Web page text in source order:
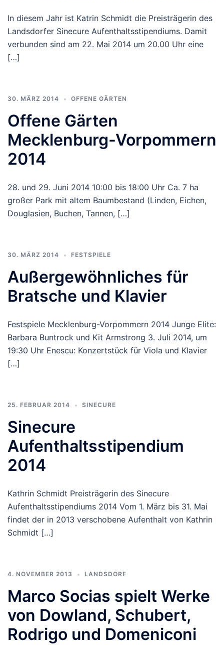
In diesem Jahr ist Katrin Schmidt die Preisträgerin des
Landsdorfer Sinecure Aufenthaltsstipendiums. Damit
verbunden sind am 22. Mai 2014 um 20.00 Uhr eine
[…]
30. MÄRZ 2014 OFFENE GÄRTEN
Offene Gärten
Mecklenburg-Vorpommern
2014
28. und 29. Juni 2014 10:00 bis 18:00 Uhr Ca. 7 ha
großer Park mit altem Baumbestand (Linden, Eichen,
Douglasien, Buchen, Tannen, […]
30. MÄRZ 2014 FESTSPIELE
Außergewöhnliches für
Bratsche und Klavier
Festspiele Mecklenburg-Vorpommern 2014 Junge Elite:
Barbara Buntrock und Kit Armstrong 3. Juli 2014, um
19:30 Uhr Enescu: Konzertstück für Viola und Klavier
[…]
25. FEBRUAR 2014 SINECURE
Sinecure
Aufenthaltsstipendium
2014
Kathrin Schmidt Preisträgerin des Sinecure
Aufenthaltsstipendiums 2014 Vom 1. März bis 31. Mai
findet der in 2013 verschobene Aufenthalt von Kathrin
Schmidt […]
4. NOVEMBER 2013 LANDSDORF
Marco Socias spielt Werke
von Dowland, Schubert,
Rodrigo und Domeniconi